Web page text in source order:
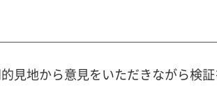
見地から意見をいただきながら検